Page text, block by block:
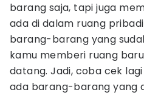
barang saja, tapi juga
ada di dalam ruang
barang-barang yang
kamu memberi ruang
datang. Jadi, coba cek
ada barang-barang yang